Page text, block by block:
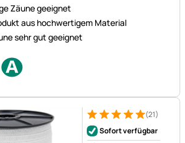
Zäune geeignet
aus hochwertigem Material
sehr gut geeignet
Bewertung: 5 von 5 (21
21 Bewertungen (21)
Sofort verfügbar